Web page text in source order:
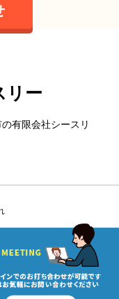
リー
有限会社シースリ
ーポリシー